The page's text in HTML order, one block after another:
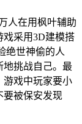
人在用枫叶辅助
戏采用3D建模搭
绝世神偷的人
地挑战自己。最
游戏中玩家要小
要被保安发现